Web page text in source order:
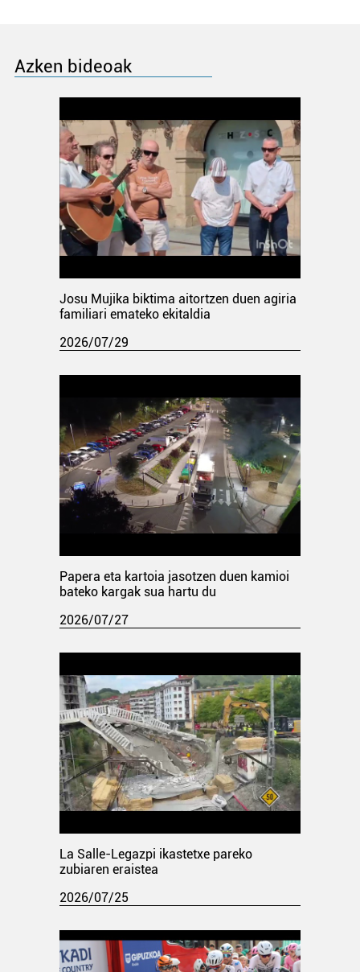
Azken bideoak
Josu Mujika biktima aitortzen duen agiria
familiari emateko ekitaldia
2026/07/29
Papera eta kartoia jasotzen duen kamioi
bateko kargak sua hartu du
2026/07/27
La Salle-Legazpi ikastetxe pareko
zubiaren eraistea
2026/07/25